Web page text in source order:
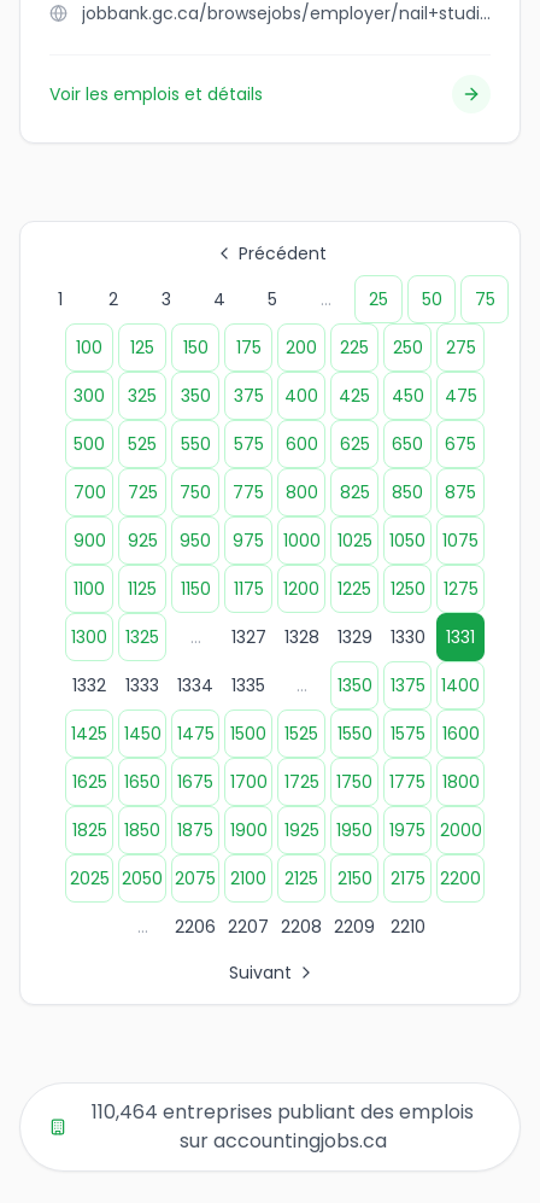
jobbank.gc.ca/browsejobs/employer/nail+studio/ca
Voir les emplois et détails
Précédent
1
2 3 4 5 ... 25 50
75
100
125 150 175 200 225 250
275
300
325 350 375 400 425 450
475
500
525 550 575 600 625 650
675
700
725 750 775 800 825 850
875
900
925 950 975 1000 1025 1050
1075
1100
1125 1150 1175 1200 1225 1250
1275
1300
1325 ... 1327 1328 1329 1330
1331
1332
1333 1334 1335 ... 1350 1375
1400
1425
1450 1475 1500 1525 1550 1575
1600
1625
1650 1675 1700 1725 1750 1775
1800
1825
1850 1875 1900 1925 1950 1975
2000
2025 2050 2075 2100 2125 2150 2175
2200
...
2206 2207 2208 2209
2210
Suivant
Page 3 des listes d'entreprises
Page 4 des listes d'entreprises
Page 5 des listes d'entreprises
110,464 entreprises publiant des emplois
sur accountingjobs.ca